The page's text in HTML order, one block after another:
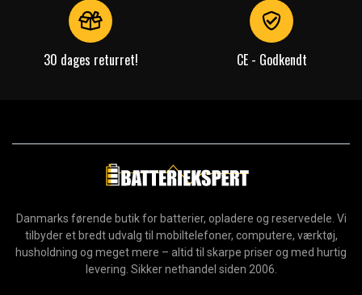
30 dages returret! CE - Godkendt
Danmarks førende butik for batterier, opladere og reservedele. Vi
tilbyder et bredt udvalg til mobiltelefoner, computere, værktøj,
husholdning og meget mere – altid til skarpe priser og med hurtig
levering. Sikker nethandel siden 2006.